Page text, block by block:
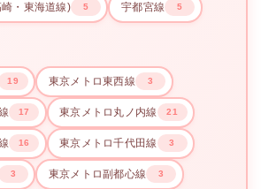
・東海道線) 5 宇都宮線 5
19 東京メトロ東西線 3
17 東京メトロ丸ノ内線 21
16 東京メトロ千代田線 3
3 東京メトロ副都心線 3